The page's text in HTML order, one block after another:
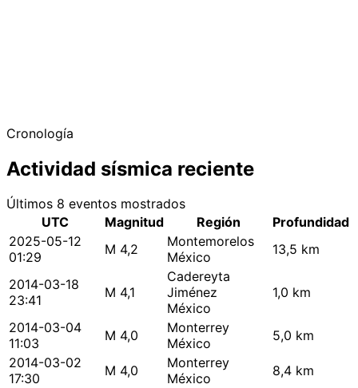
Cronología
Actividad sísmica reciente
Últimos 8 eventos mostrados
UTC
Magnitud Región
Profundidad
2025-05-12
01:29
M 4,2
Montemorelos
México
13,5 km
2014-03-18
23:41
M 4,1
Cadereyta
Jiménez
México
1,0 km
2014-03-04
11:03
M 4,0
Monterrey
México
5,0 km
2014-03-02
17:30
M 4,0
Monterrey
México
8,4 km